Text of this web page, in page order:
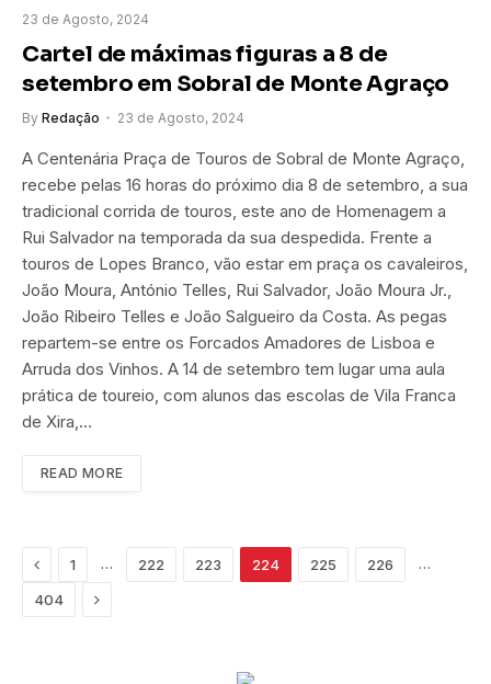
23 de Agosto, 2024
Cartel de máximas figuras a 8 de
setembro em Sobral de Monte Agraço
By Redação 23 de Agosto, 2024
A Centenária Praça de Touros de Sobral de Monte Agraço,
recebe pelas 16 horas do próximo dia 8 de setembro, a sua
tradicional corrida de touros, este ano de Homenagem a
Rui Salvador na temporada da sua despedida. Frente a
touros de Lopes Branco, vão estar em praça os cavaleiros,
João Moura, António Telles, Rui Salvador, João Moura Jr.,
João Ribeiro Telles e João Salgueiro da Costa. As pegas
repartem-se entre os Forcados Amadores de Lisboa e
Arruda dos Vinhos. A 14 de setembro tem lugar uma aula
prática de toureio, com alunos das escolas de Vila Franca
de Xira,…
READ MORE
Previous
1 … 222 223 224 225 226 …
404 Next